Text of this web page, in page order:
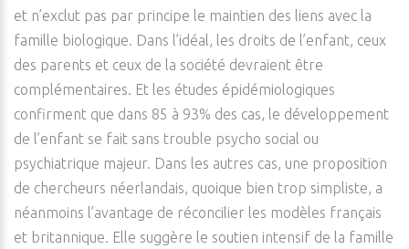
et n’exclut pas par principe le maintien des liens avec la
famille biologique. Dans l’idéal, les droits de l’enfant, ceux
des parents et ceux de la société devraient être
complémentaires. Et les études épidémiologiques
confirment que dans 85 à 93% des cas, le développement
de l’enfant se fait sans trouble psycho social ou
psychiatrique majeur. Dans les autres cas, une proposition
de chercheurs néerlandais, quoique bien trop simpliste, a
néanmoins l’avantage de réconcilier les modèles français
et britannique. Elle suggère le soutien intensif de la famille